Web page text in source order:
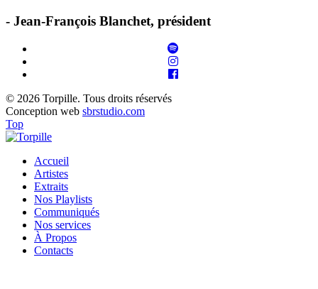
- Jean-François Blanchet, président
© 2026 Torpille. Tous droits réservés
Conception web sbrstudio.com
Top
Accueil
Artistes
Extraits
Nos Playlists
Communiqués
Nos services
À Propos
Contacts